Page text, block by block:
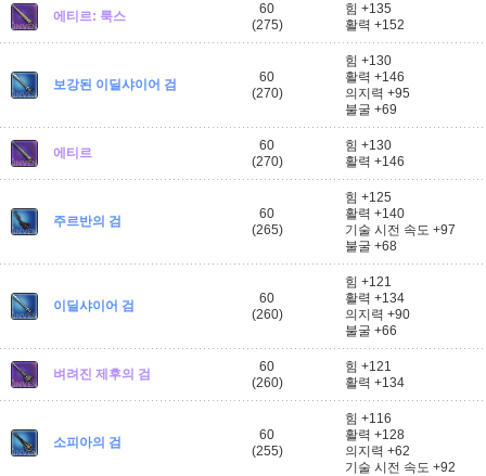
에티르: 룩스
60
(275)
힘 +135
활력 +152
보강된 이딜샤이어 검
60
(270)
힘 +130
활력 +146
의지력 +95
불굴 +69
에티르
60
(270)
힘 +130
활력 +146
주르반의 검
60
(265)
힘 +125
활력 +140
기술 시전 속도 +97
불굴 +68
이딜샤이어 검
60
(260)
힘 +121
활력 +134
의지력 +90
불굴 +66
벼려진 제후의 검
60
(260)
힘 +121
활력 +134
소피아의 검
60
(255)
힘 +116
활력 +128
의지력 +62
기술 시전 속도 +92